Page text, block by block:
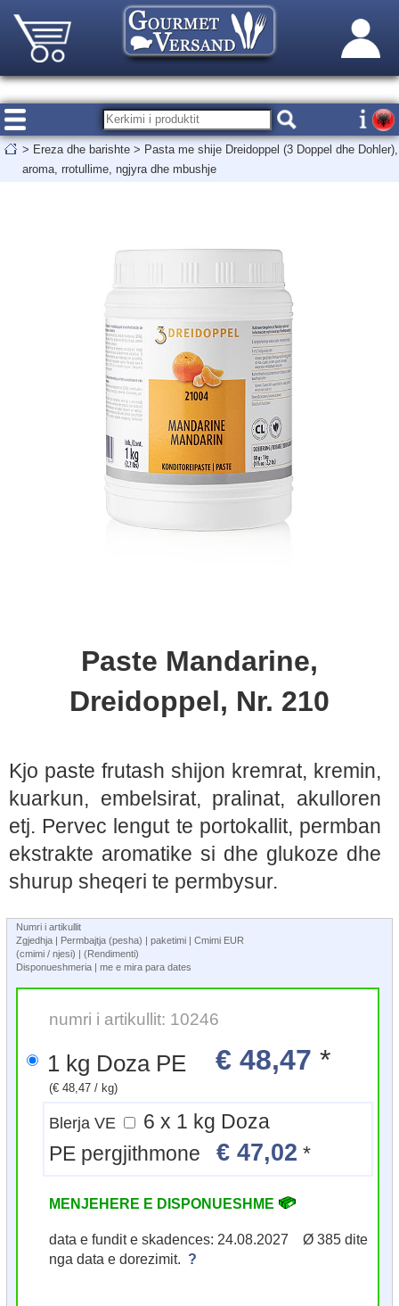
> Ereza dhe barishte > Pasta me shije Dreidoppel (3 Doppel dhe Dohler),
aroma, rrotullime, ngjyra dhe mbushje
Paste Mandarine,
Dreidoppel, Nr. 210
Kjo paste frutash shijon kremrat, kremin,
kuarkun, embelsirat, pralinat, akulloren
etj. Pervec lengut te portokallit, permban
ekstrakte aromatike si dhe glukoze dhe
shurup sheqeri te permbysur.
Numri i artikullit
Zgjedhja | Permbajtja (pesha) | paketimi | Cmimi EUR
(cmimi / njesi) | (Rendimenti)
Disponueshmeria | me e mira para dates
numri i artikullit: 10246
1 kg Doza PE € 48,47 *
(€ 48,47 / kg)
Blerja VE
6 x 1 kg Doza
PE pergjithmone€ 47,02 *
MENJEHERE E DISPONUESHME
data e fundit e skadences: 24.08.2027 Ø 385 dite
nga data e dorezimit. ?